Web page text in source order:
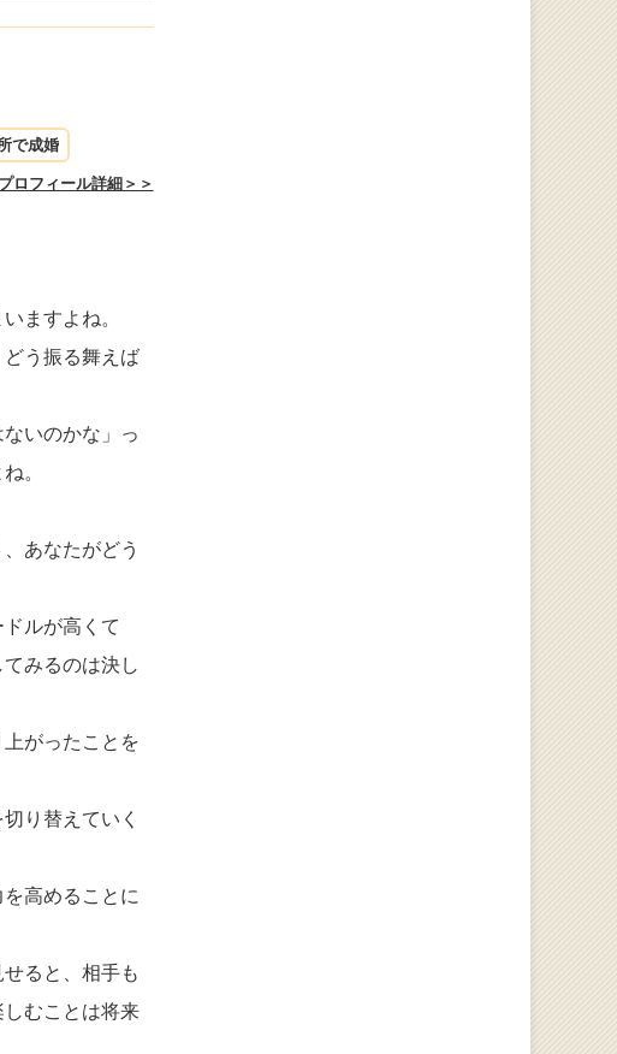
で成婚
プロフィール詳細＞＞
ますよね。
う振る舞えば
いのかな」っ
。
あなたがどう
ルが高くて
みるのは決し
がったことを
り替えていく
高めることに
ると、相手も
むことは将来